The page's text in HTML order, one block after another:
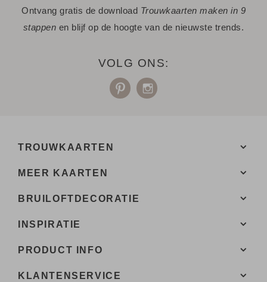
van papiersoorten en kleuren enveloppen.
contactmet ons op. We helpen je
Ontvang gratis de download Trouwkaarten maken in 9
stappen en blijf op de hoogte van de nieuwste trends.
VOLG ONS:
TROUWKAARTEN
MEER KAARTEN
BRUILOFTDECORATIE
INSPIRATIE
PRODUCT INFO
KLANTENSERVICE